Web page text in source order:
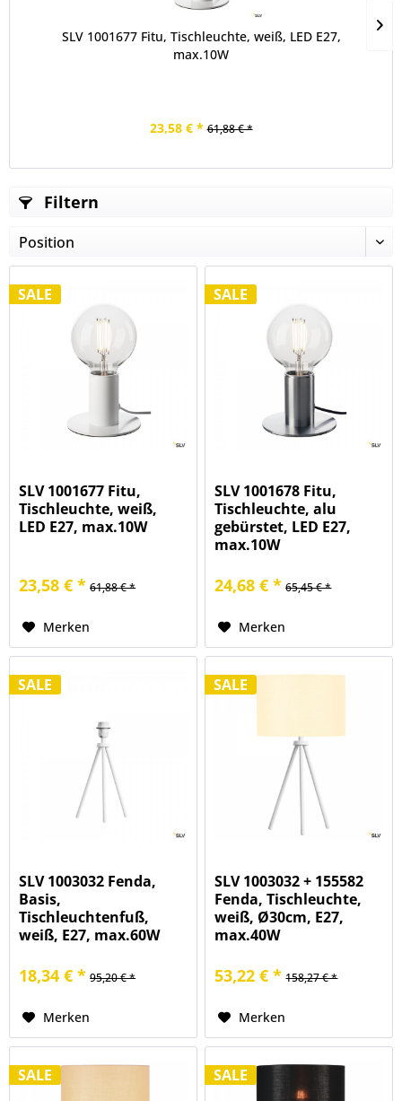
SLV 1001677 Fitu, Tischleuchte, weiß, LED E27,
max.10W
23,58 € * 61,88 € *
Filtern
SALE
SLV 1001677 Fitu,
Tischleuchte, weiß,
LED E27, max.10W
23,58 € * 61,88 € *
Merken
SALE
SLV 1001678 Fitu,
Tischleuchte, alu
gebürstet, LED E27,
max.10W
24,68 € * 65,45 € *
Merken
SALE
SLV 1003032 Fenda,
Basis,
Tischleuchtenfuß,
weiß, E27, max.60W
18,34 € * 95,20 € *
Merken
SALE
SLV 1003032 + 155582
Fenda, Tischleuchte,
weiß, Ø30cm, E27,
max.40W
53,22 € * 158,27 € *
Merken
SALE SALE